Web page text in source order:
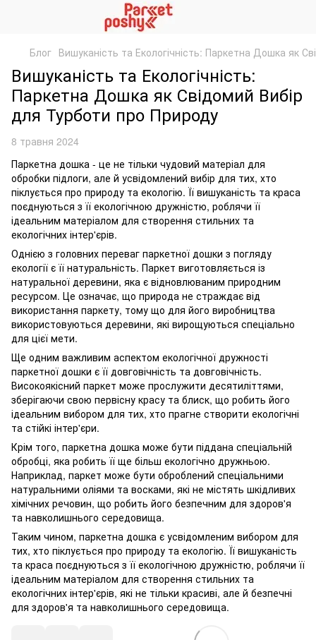
Блог Вишуканість та Екологічність: Паркетна Дошка як
Вишуканість та Екологічність:
Паркетна Дошка як Свідомий Вибір
для Турботи про Природу
8 травня 2024
Паркетна дошка - це не тільки чудовий матеріал для
обробки підлоги, але й усвідомлений вибір для тих, хто
піклується про природу та екологію. Її вишуканість та краса
поєднуються з її екологічною дружністю, роблячи її
ідеальним матеріалом для створення стильних та
екологічних інтер'єрів.
Однією з головних переваг паркетної дошки з погляду
екології є її натуральність. Паркет виготовляється із
натуральної деревини, яка є відновлюваним природним
ресурсом. Це означає, що природа не страждає від
використання паркету, тому що для його виробництва
використовуються деревини, які вирощуються спеціально
для цієї мети.
Ще одним важливим аспектом екологічної дружності
паркетної дошки є її довговічність та довговічність.
Високоякісний паркет може прослужити десятиліттями,
зберігаючи свою первісну красу та блиск, що робить його
ідеальним вибором для тих, хто прагне створити екологічні
та стійкі інтер'єри.
Крім того, паркетна дошка може бути піддана спеціальній
обробці, яка робить її ще більш екологічно дружньою.
Наприклад, паркет може бути оброблений спеціальними
натуральними оліями та восками, які не містять шкідливих
хімічних речовин, що робить його безпечним для здоров'я
та навколишнього середовища.
Таким чином, паркетна дошка є усвідомленим вибором для
тих, хто піклується про природу та екологію. Її вишуканість
та краса поєднуються з її екологічною дружністю, роблячи її
ідеальним матеріалом для створення стильних та
екологічних інтер'єрів, які не тільки красиві, але й безпечні
для здоров'я та навколишнього середовища.